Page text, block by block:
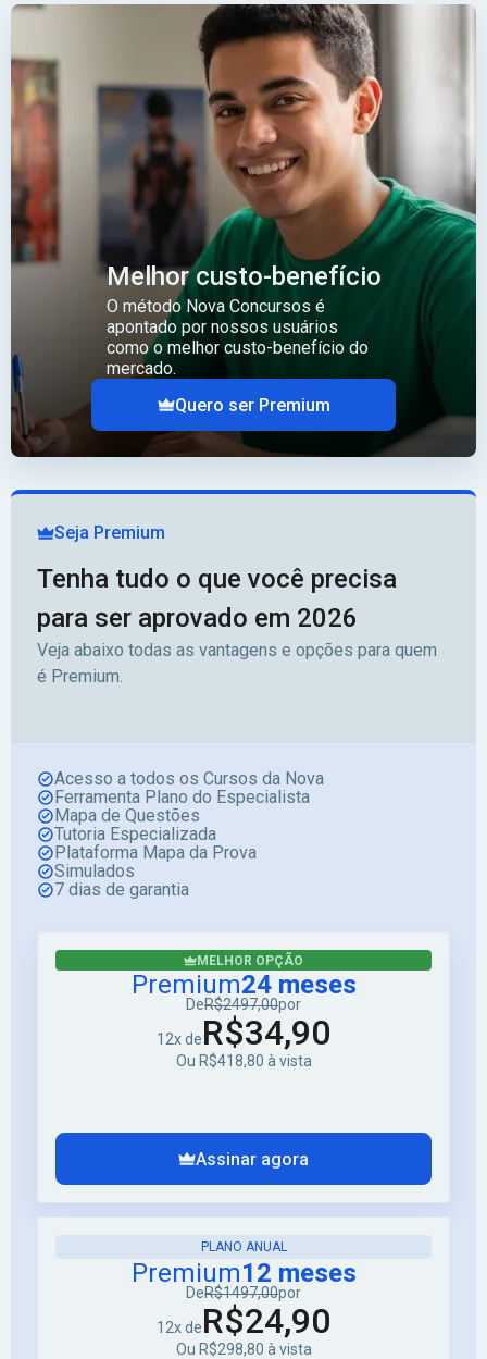
Melhor custo-benefício
O método Nova Concursos é
apontado por nossos usuários
como o melhor custo-benefício do
mercado.
Quero ser Premium
Seja Premium
Tenha tudo o que você precisa
para ser aprovado em 2026
Veja abaixo todas as vantagens e opções para quem
é Premium.
Acesso a todos os Cursos da Nova
Ferramenta Plano do Especialista
Mapa de Questões
Tutoria Especializada
Plataforma Mapa da Prova
Simulados
7 dias de garantia
MELHOR OPÇÃO
Premium24 meses
DeR$2497,00por
12x deR$34,90
Ou R$418,80 à vista
Assinar agora
PLANO ANUAL
Premium12 meses
DeR$1497,00por
12x deR$24,90
Ou R$298,80 à vista